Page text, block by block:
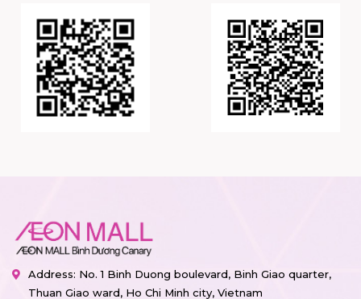
Address: No. 1 Binh Duong boulevard, Binh Giao quarter,
Thuan Giao ward, Ho Chi Minh city, Vietnam